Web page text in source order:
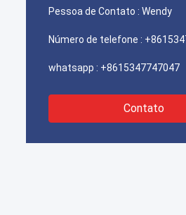
Pessoa de Contato : Wendy
Número de telefone :
whatsapp : +8615347747047
Contato